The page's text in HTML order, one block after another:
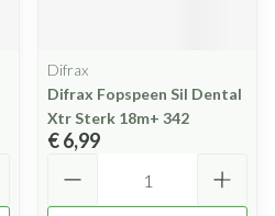
Difrax
Difrax Fopspeen Sil Dental
Xtr Sterk 18m+ 342
€ 6,99